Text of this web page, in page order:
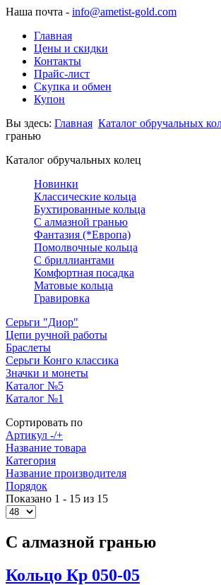
Наша почта - info@ametist-gold.com
Главная
Цены и скидки
Контакты
Прайс-лист
Скупка и обмен
Купон
Вы здесь: Главная Каталог обручальных
гранью
Каталог обручальных колец
Новинки
Классические кольца
Бухтированные кольца
С алмазной гранью
Фантазия (*Европа)
Помолвочные кольца
С бриллиантами
Комфортная посадка
Матовые кольца
Гравировка
Серьги "Диор"
Цепи ручной работы
Браслеты
Серьги Конго классика
Значки и монеты
Каталог №5
Каталог №1
Сортировать по
Артикул -/+
Название товара
Категория
Название производителя
Порядок
Показано 1 - 15 из 15
С алмазной гранью
Кольцо Кр 050-05